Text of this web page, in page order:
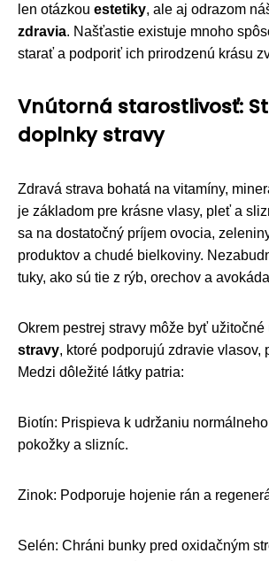
len otázkou estetiky, ale aj odrazom
zdravia. Našťastie existuje mnoho
starať a podporiť ich prirodzenú krásu
Vnútorná starostlivosť:
doplnky stravy
Zdravá strava bohatá na vitamíny,
je základom pre krásne vlasy, pleť a
sa na dostatočný príjem ovocia,
produktov a chudé bielkoviny.
tuky, ako sú tie z rýb, orechov a
Okrem pestrej stravy môže byť
stravy, ktoré podporujú zdravie vlasov,
Medzi dôležité látky patria:
Biotín: Prispieva k udržaniu
pokožky a slizníc.
Zinok: Podporuje hojenie rán a
Selén: Chráni bunky pred oxidačným